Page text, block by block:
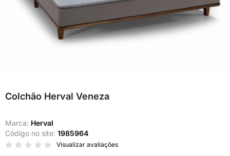
Colchão Herval Veneza
Marca: Herval
Código no site: 1985964
Visualizar avaliações